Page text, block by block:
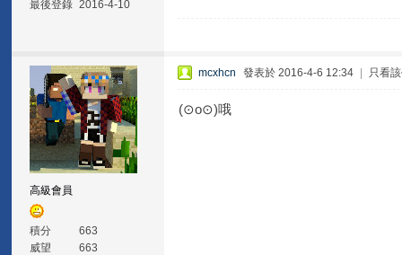
最後登錄 2016-4-10
高級會員
積分
663
威望
663
mcxhcn 發表於 2016-4-6 12:34 只看
(⊙o⊙)哦